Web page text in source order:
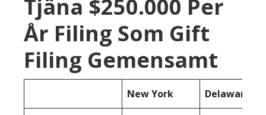
Tjäna $250.000 Per
År Filing Som Gift
Filing Gemensamt
New York Delaware